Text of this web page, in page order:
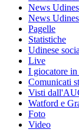
News
News
Pagelle
Statistiche
Udinese
Live
I giocatore in
Comunicati
Visti
Watford e
Foto
Video